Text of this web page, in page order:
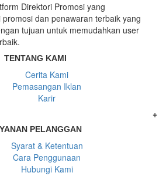
Direktori Promosi yang
dan penawaran terbaik yang
tujuan untuk memudahkan user
TENTANG KAMI
Cerita Kami
Pemasangan Iklan
Karir
+
PELANGGAN
Syarat & Ketentuan
Cara Penggunaan
Hubungi Kami